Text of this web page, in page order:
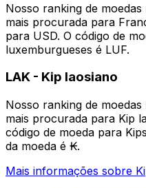
Nosso ranking de
mais procurada para
para USD. O código de
luxemburgueses é LUF.
LAK - Kip laosiano
Nosso ranking de
mais procurada para Kip
código de moeda para
da moeda é ₭.
Mais informações sobre